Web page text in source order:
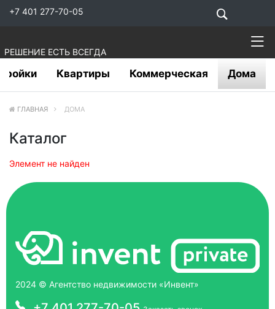
+7 401 277-70-05
РЕШЕНИЕ ЕСТЬ ВСЕГДА
Квартиры Коммерческая Дома
ГЛАВНАЯ ДОМА
Каталог
Элемент не найден
2024 © Агентство недвижимости «Инвент»